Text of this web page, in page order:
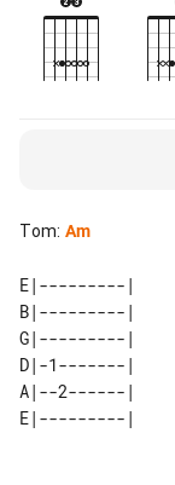
Tom: Am
E|---------|
B|---------|
G|---------|
D|-1-------|
A|--2------|